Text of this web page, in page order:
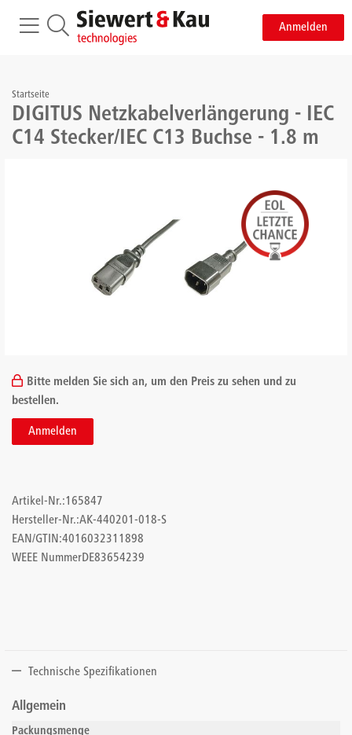
Anmelden
Startseite
DIGITUS Netzkabelverlängerung - IEC
C14 Stecker/IEC C13 Buchse - 1.8 m
Bitte melden Sie sich an, um den Preis zu sehen und zu
bestellen.
Anmelden
Artikel-Nr.:165847
Hersteller-Nr.:AK-440201-018-S
EAN/GTIN:4016032311898
WEEE NummerDE83654239
Technische Spezifikationen
Allgemein
Packungsmenge